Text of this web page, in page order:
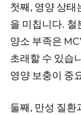
첫째, 영양 상태
을 미칩니다. 철
양소 부족은
초래할 수 있습
영양 보충이 중
둘째, 만성 질환